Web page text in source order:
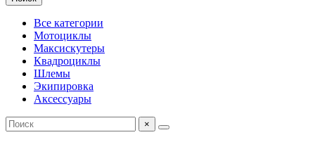
Все категории
Мотоциклы
Максискутеры
Квадроциклы
Шлемы
Экипировка
Аксессуары
×